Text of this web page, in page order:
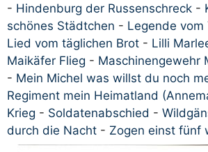
- Hindenburg der Russenschreck -
schönes Städtchen - Legende vom
Lied vom täglichen Brot - Lilli
Maikäfer Flieg - Maschinengewehr
- Mein Michel was willst du noch
Regiment mein Heimatland
Krieg - Soldatenabschied -
durch die Nacht - Zogen einst fünf